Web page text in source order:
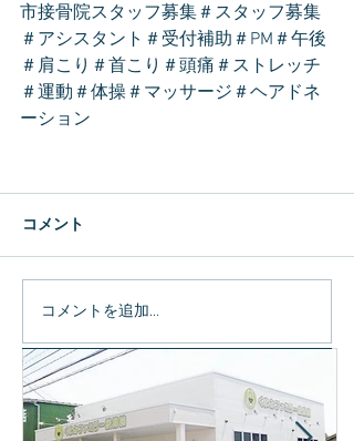
市接骨院スタッフ募集＃スタッフ募集
＃アシスタント＃受付補助＃PM＃午後
＃肩こり＃首こり＃頭痛＃ストレッチ
＃運動＃体操＃マッサージ＃ヘアドネ
ーション
コメント
コメントを追加…
特集記事